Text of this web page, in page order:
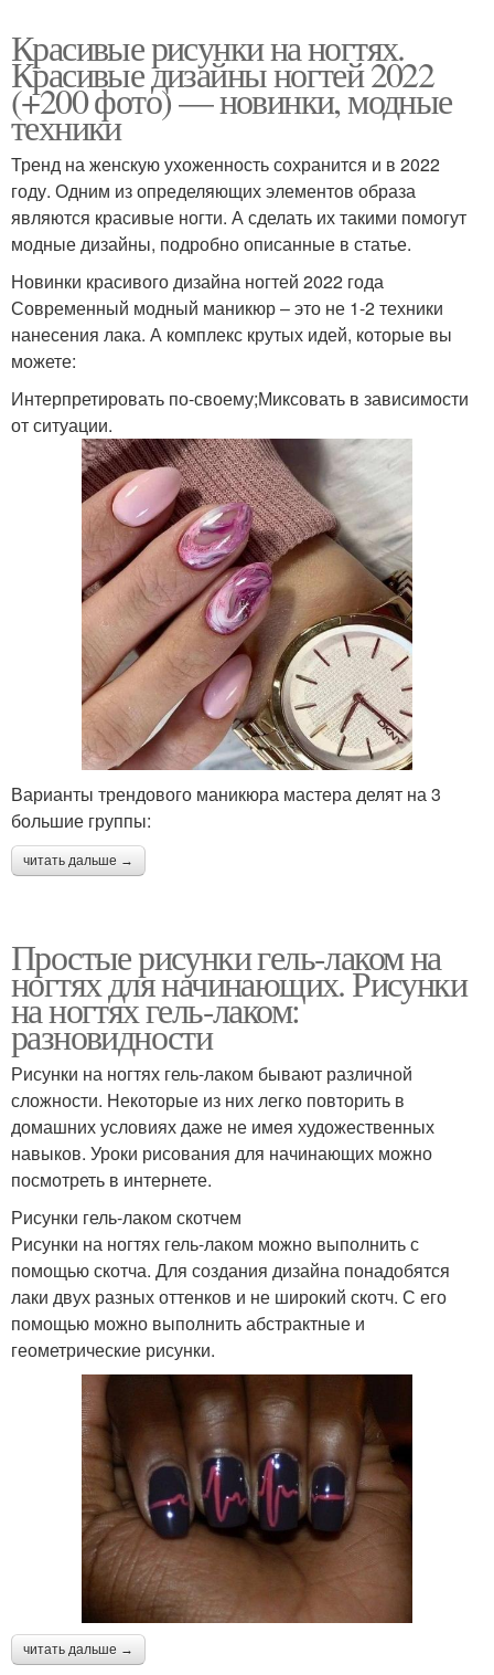
Красивые рисунки на ногтях.
Красивые дизайны ногтей 2022
(+200 фото) — новинки, модные
техники
Тренд на женскую ухоженность сохранится и в 2022
году. Одним из определяющих элементов образа
являются красивые ногти. А сделать их такими помогут
модные дизайны, подробно описанные в статье.
Новинки красивого дизайна ногтей 2022 года
Современный модный маникюр – это не 1-2 техники
нанесения лака. А комплекс крутых идей, которые вы
можете:
Интерпретировать по-своему;Миксовать в зависимости
от ситуации.
Варианты трендового маникюра мастера делят на 3
большие группы:
читать дальше →
Простые рисунки гель-лаком на
ногтях для начинающих. Рисунки
на ногтях гель-лаком:
разновидности
Рисунки на ногтях гель-лаком бывают различной
сложности. Некоторые из них легко повторить в
домашних условиях даже не имея художественных
навыков. Уроки рисования для начинающих можно
посмотреть в интернете.
Рисунки гель-лаком скотчем
Рисунки на ногтях гель-лаком можно выполнить с
помощью скотча. Для создания дизайна понадобятся
лаки двух разных оттенков и не широкий скотч. С его
помощью можно выполнить абстрактные и
геометрические рисунки.
читать дальше →